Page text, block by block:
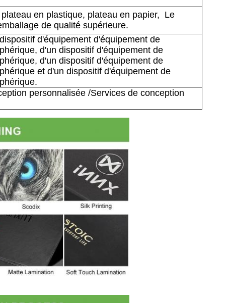
en plastique, plateau en papier, Le
de qualité supérieure.
d'équipement d'équipement de
d'un dispositif d'équipement de
d'un dispositif d'équipement de
et d'un dispositif d'équipement de
personnalisée /Services de conception